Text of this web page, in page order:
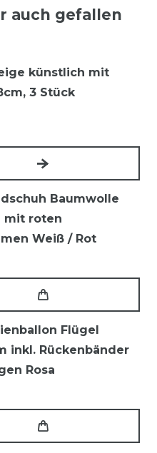
auch gefallen
künstlich mit
3 Stück
Baumwolle
mit roten
Weiß / Rot
Flügel
inkl. Rückenbänder
Rosa